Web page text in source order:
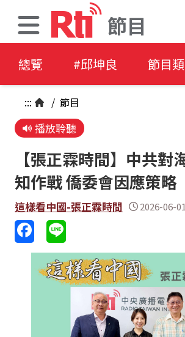
節目
總覽 #邱坤良 節目
::: / 節目
播放聆聽
【張正霖時間】中共對
知作戰 僑委會因應策略
這樣看中國-張正霖時間 2026-06-01